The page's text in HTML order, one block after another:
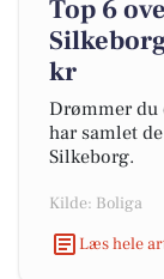
Top 6
kr
Drømmer du
har samlet
Silkeborg.
Kilde: Boliga
Læs hele